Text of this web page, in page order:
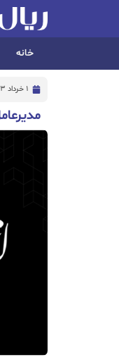
خانه
1 خرداد 1403